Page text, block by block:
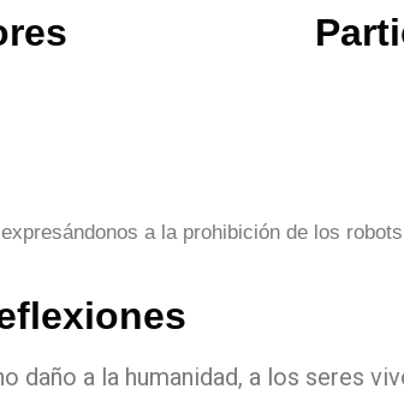
a la prohibición de los
daño a la humanidad, a los seres